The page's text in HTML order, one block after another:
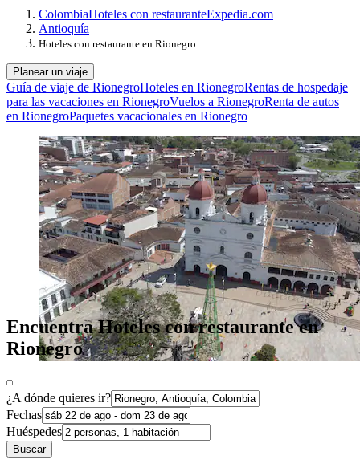
ColombiaHoteles con restauranteExpedia.com
Antioquía
Hoteles con restaurante en Rionegro
Planear un viaje
Guía de viaje de RionegroHoteles en RionegroRentas de hospedaje
para las vacaciones en RionegroVuelos a RionegroRenta de autos
en RionegroPaquetes vacacionales en Rionegro
Encuentra Hoteles con restaurante en
Rionegro
¿A dónde quieres ir?
Fechas
Huéspedes
Buscar